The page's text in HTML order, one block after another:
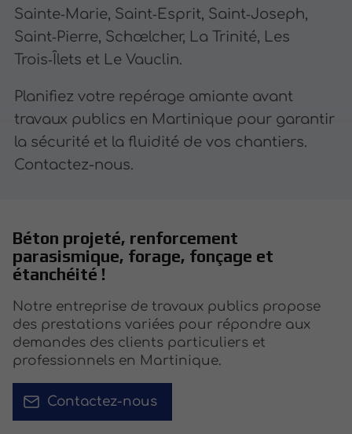
Sainte‑Marie, Saint‑Esprit, Saint‑Joseph,
Saint‑Pierre, Schœlcher, La Trinité, Les
Trois‑Îlets et Le Vauclin.
Planifiez votre repérage amiante avant
travaux publics en Martinique pour garantir
la sécurité et la fluidité de vos chantiers.
Contactez-nous.
Béton projeté, renforcement
parasismique, forage, fonçage et
étanchéité !
Notre entreprise de travaux publics propose
des prestations variées pour répondre aux
demandes des clients particuliers et
professionnels en Martinique.
Contactez-nous